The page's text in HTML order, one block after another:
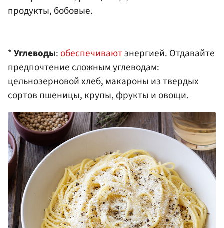
продукты, бобовые. ​
*Углеводы:обеспечиваютэнергией. Отдавайте
предпочтение сложным углеводам:
цельнозерновой хлеб, макароны из твердых
сортов пшеницы, крупы, фрукты и овощи.